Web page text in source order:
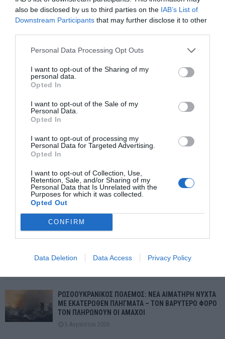
also be disclosed by us to third parties on the IAB’s List of
Downstream Participants that may further disclose it to other
Personal Data Processing Opt Outs
I want to opt-out of the Sharing of my
personal data.
Opted In
I want to opt-out of the Sale of my
Personal Data.
Opted In
I want to opt-out of processing my
Personal Data for Targeted Advertising.
Opted In
I want to opt-out of Collection, Use,
Retention, Sale, and/or Sharing of my
Personal Data that Is Unrelated with the
Purposes for which it was collected.
Opted Out
CONFIRM
Data Deletion Data Access Privacy Policy
Άνοιξαν λάθος σήραγγα 160 μέτρων στη γραμμή 4 του Μετρό: Η
απάντηση Ταχιάου
ΠΡΌΣΦΑΤΕΣ ΔΗΜΟΣΙΕΎΣΕΙΣ
6 Αυγούστου 2026
ΡΩΣΟΟΥΚΡΑΝΙΚΟΣ ΠΟΛΕΜΟΣ: ΝΕΑ ΑΙΜΑΤΗΡΗ ΝΥΧΤΑ
ΜΕ ΕΚΑΤΕΡΩΘΕΝ ΠΛΗΓΜΑΤΑ – ΤΟΝ ΒΑΡΥΤΕΡΟ ΦΟΡΟ
ΤΟΝ ΠΛΗΡΩΝΟΥΝ ΟΙ ΑΜΑΧΟΙ
5 Αυγούστου 2026